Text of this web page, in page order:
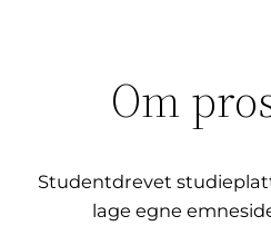
Om
Studentdrevet
lage egne